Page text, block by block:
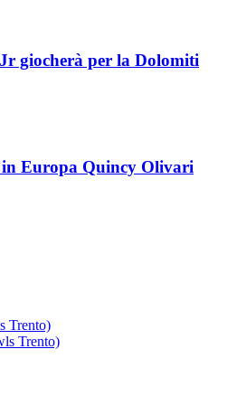
giocherà per la Dolomiti
Europa Quincy Olivari
Trento)
Trento)